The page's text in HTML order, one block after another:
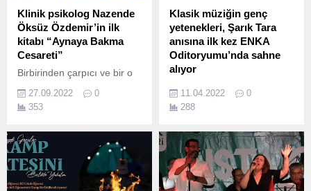
Madame
Tussauds İstanbul’un
koleksiyonundaki yerini aldı.
gece yaşatmaya geliyor.
Klinik psikolog Nazende
Öksüz Özdemir’in ilk
kitabı “Aynaya Bakma
Cesareti”
Birbirinden çarpıcı ve bir o
kadar tanıdık yaşam
öykülerinden ilhamla çeşitli
kurgu hikayeleri kaleme
kendi iç dünyasındaki
dönüştürücü etkisini de
cesaretle dışa vuruyor.
27.09.2022
0
353
Klasik müziğin genç
yetenekleri, Şarık Tara
anısına ilk kez ENKA
Oditoryumu’nda sahne
alıyor
ENKA Sanat, sanatın ve
sanatçının daimi destekçisi,
saygıdeğer iş insanı ve
kurucularından Şarık Tara’yı
her yılın Nisan ayında, onun
vizyonundan hareketle
klasik müzik sanatçılarının
11.04.2022
0
288